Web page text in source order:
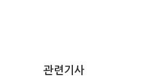
관련기사